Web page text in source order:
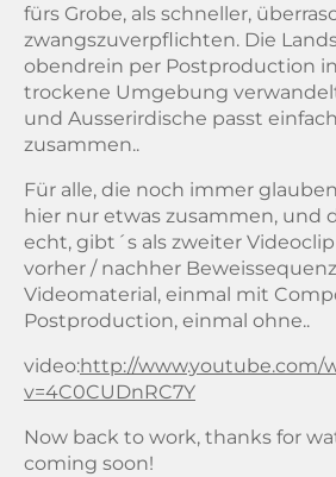
fürs Grobe, als schneller,
zwangszuverpflichten. Die
obendrein per Postproduction
trockene Umgebung
und Ausserirdische passt
zusammen..
Für alle, die noch immer
hier nur etwas zusammen, und
echt, gibt´s als zweiter
vorher / nachher
Videomaterial, einmal mit
Postproduction, einmal ohne..
video:http://www.youtube.com/
v=4C0CUDnRC7Y
Now back to work, thanks for
coming soon!